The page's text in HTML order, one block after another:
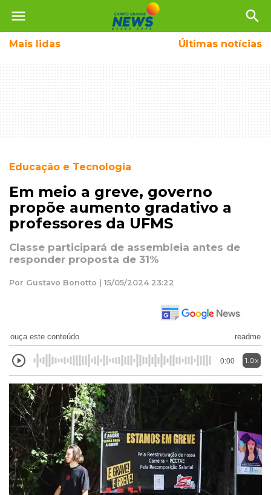
menu search
Mais lidas Últimas notícias
Educação e Tecnologia
Em meio a greve, governo
propõe aumento gradativo a
professores da UFMS
Classe participará de assembleia antes de
responder proposta de 31%
Por Gustavo Bonotto | 15/05/2024 23:22
ouça este conteúdo readme
0:00 1.0x